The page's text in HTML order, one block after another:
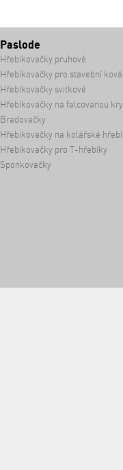
Paslode
Hřebíkovačky pruhové
Hřebíkovačky pro stavební
Hřebíkovačky svitkové
Hřebíkovačky na falcovanou
Bradovačky
Hřebíkovačky na kolářské
Hřebíkovačky pro T-hřebíky
Sponkovačky